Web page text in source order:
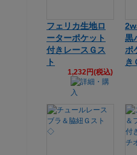
フェリカ生地ロ
ーターポケット
付きレースＧス
ト
1,232円(税込)
黒
ポ
き